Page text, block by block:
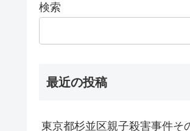
検索
最近の投稿
東京都杉並区親子殺害事件そ